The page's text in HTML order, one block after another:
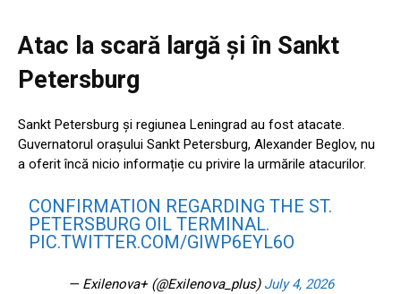
Atac la scară largă și în Sankt
Petersburg
Sankt Petersburg și regiunea Leningrad au fost atacate.
Guvernatorul orașului Sankt Petersburg, Alexander Beglov, nu
a oferit încă nicio informație cu privire la urmările atacurilor.
CONFIRMATION REGARDING THE ST.
PETERSBURG OIL TERMINAL.
PIC.TWITTER.COM/GIWP6EYL6O
— Exilenova+ (@Exilenova_plus) July 4, 2026